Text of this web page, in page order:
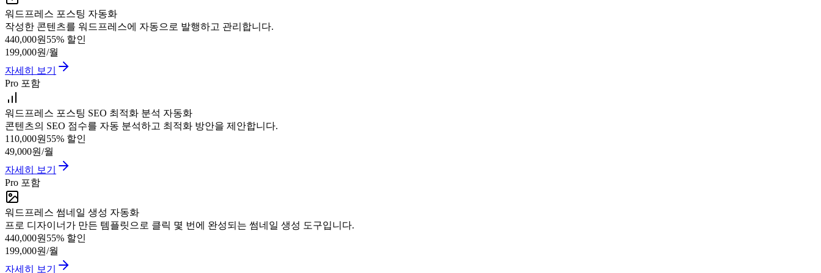
워드프레스 포스팅 자동화
작성한 콘텐츠를 워드프레스에 자동으로 발행하고 관리합니다.
440,000원 55% 할인
199,000원/월
자세히 보기
Pro 포함
워드프레스 포스팅 SEO 최적화 분석 자동화
콘텐츠의 SEO 점수를 자동 분석하고 최적화 방안을 제안합니다.
110,000원 55% 할인
49,000원/월
자세히 보기
Pro 포함
워드프레스 썸네일 생성 자동화
프로 디자이너가 만든 템플릿으로 클릭 몇 번에 완성되는 썸네일 생성 도구입니다.
440,000원 55% 할인
199,000원/월
자세히 보기